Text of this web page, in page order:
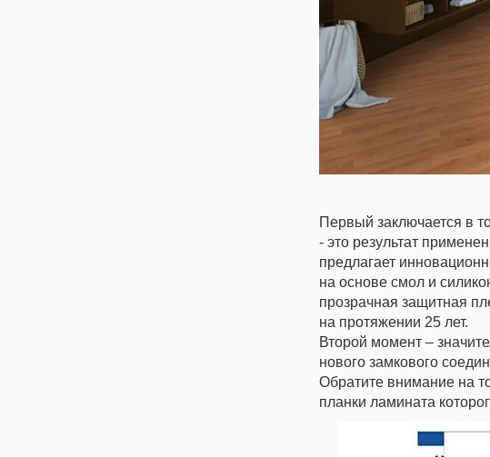
Первый заключается в
- это результат
предлагает
на основе смол и
прозрачная защитная
на протяжении 25 лет.
Второй момент –
нового замкового
Обратите внимание на
планки ламината